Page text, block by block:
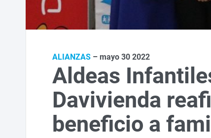
ALIANZAS – mayo 30 2022
Aldeas
Davivienda
beneficio a